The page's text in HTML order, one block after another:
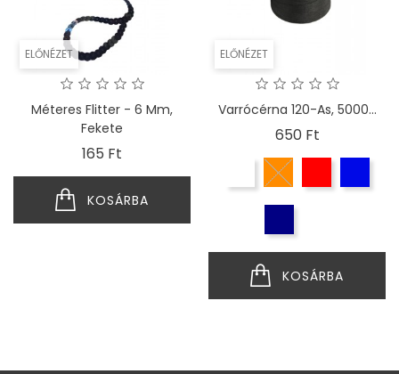
ELŐNÉZET
Méteres Flitter - 6 Mm,
Fekete
165 Ft
KOSÁRBA
ELŐNÉZET
Varrócérna 120-As, 5000...
650 FtÁr
KOSÁRBA